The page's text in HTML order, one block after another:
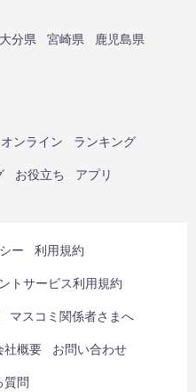
大分県 宮崎県
鹿児島県
オンライン ランキング
お役立ち アプリ
ー 利用規約
トサービス利用規約
マスコミ関係者さまへ
社概要 お問い合わせ
質問